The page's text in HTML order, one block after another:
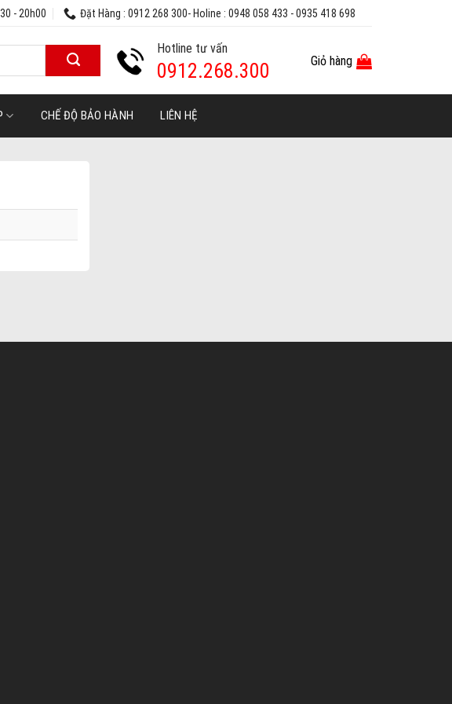
- 20h00 Đặt Hàng : 0912 268 300- Holine : 0948 058 433 - 0935 418 698
Hotline tư vấn
0912.268.300 Giỏ hàng
CHẾ ĐỘ BẢO HÀNH LIÊN HỆ